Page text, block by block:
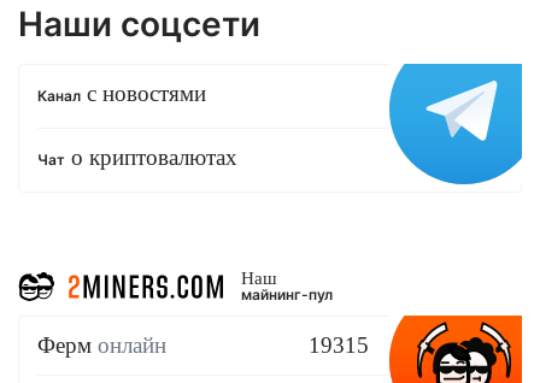
Наши соцсети
Канал с новостями
Чат о криптовалютах
Наш
майнинг-пул
Ферм онлайн 19315